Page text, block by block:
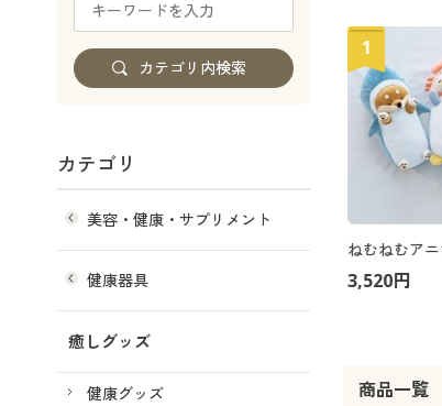
1
3,520円
商品一覧
カテゴリ
美容・健康・サプリメント
健康器具
癒しグッズ
健康グッズ